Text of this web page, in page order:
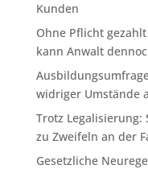
Kunden
Ohne Pflicht
kann Anwalt
widriger Umstände
Trotz
zu Zweifeln an der
Gesetzliche